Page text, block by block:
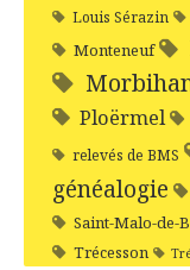
Louis Sérazin
Monteneuf
Ploërmel
relevés de BMS
généalogie
Saint-Malo-de-
Trécesson